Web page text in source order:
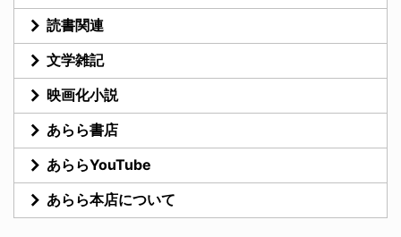
読書関連
文学雑記
映画化小説
あらら書店
あららYouTube
あらら本店について